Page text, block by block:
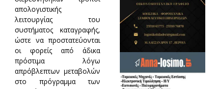
απολογιστικής
λειτουργίας του
συστήματος καταγραφής,
ώστε να προστατεύονται
οι φορείς από άδικα
πρόστιμα λόγω
απρόβλεπτων μεταβολών
στο πρόγραμμα των